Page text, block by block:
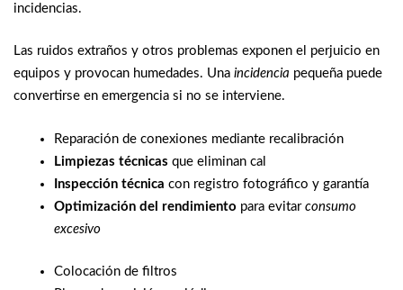
incidencias.
Las ruidos extraños y otros problemas exponen el perjuicio en
equipos y provocan humedades. Una incidencia pequeña puede
convertirse en emergencia si no se interviene.
Reparación de conexiones mediante recalibración
Limpiezas técnicas que eliminan cal
Inspección técnica con registro fotográfico y garantía
Optimización del rendimiento para evitar consumo
excesivo
Colocación de filtros